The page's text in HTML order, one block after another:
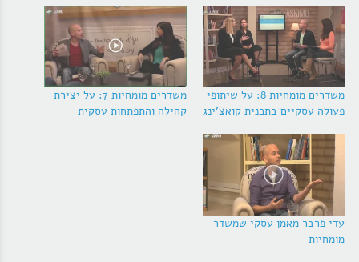
משדרים מומחיות 8: על שיתופי
פעולה עסקיים בתכנית קואצ'ינג
משדרים מומחיות 7: על יצירת
קהילה והתפתחות עסקית
עדי פרבר מאמן עסקי שמשדר
מומחיות